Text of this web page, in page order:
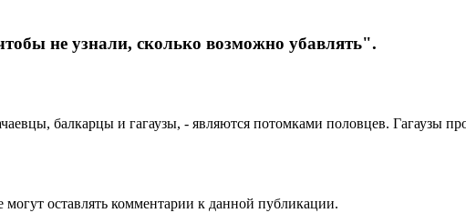
не узнали, сколько возможно убавлять".
балкарцы и гагаузы, - являются потомками половцев. Гагаузы
могут оставлять комментарии к данной публикации.